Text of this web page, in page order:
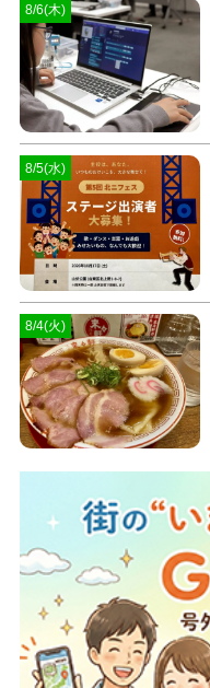
8/6(木)
8/5(水)
8/4(火)